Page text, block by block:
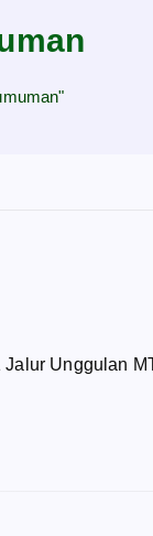
Unggulan